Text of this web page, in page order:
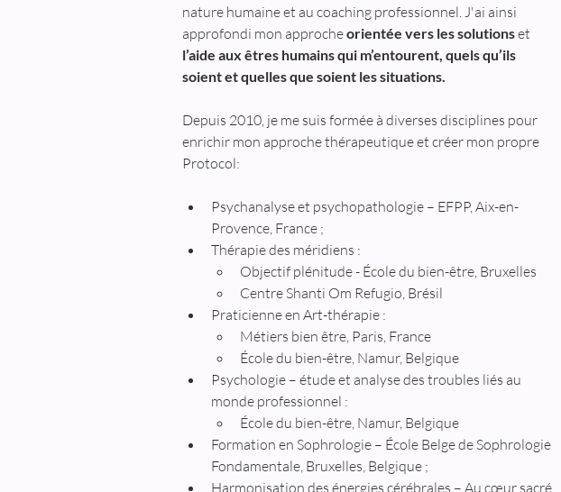
nature humaine et au coaching professionnel. J'ai ainsi
approfondi mon approche orientée vers les solutions et
l’aide aux êtres humains qui m’entourent, quels qu’ils
soient et quelles que soient les situations.
Depuis 2010, je me suis formée à diverses disciplines pour
enrichir mon approche thérapeutique et créer mon propre
Protocol:
Psychanalyse et psychopathologie – EFPP, Aix-en-
Provence, France ;
Thérapie des méridiens :
Objectif plénitude - École du bien-être, Bruxelles
Centre Shanti Om Refugio, Brésil
Praticienne en Art-thérapie :
Métiers bien être, Paris, France
École du bien-être, Namur, Belgique
Psychologie – étude et analyse des troubles liés au
monde professionnel :
École du bien-être, Namur, Belgique
Formation en Sophrologie – École Belge de Sophrologie
Fondamentale, Bruxelles, Belgique ;
Harmonisation des énergies cérébrales – Au cœur sacré